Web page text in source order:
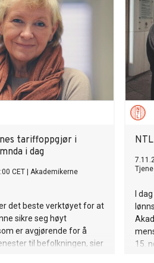
tariffoppgjør i
i dag
CET
Akademikerne
det beste verktøyet for at
sikre seg høyt
er avgjørende for å
til befolkningen, sier
I
15.